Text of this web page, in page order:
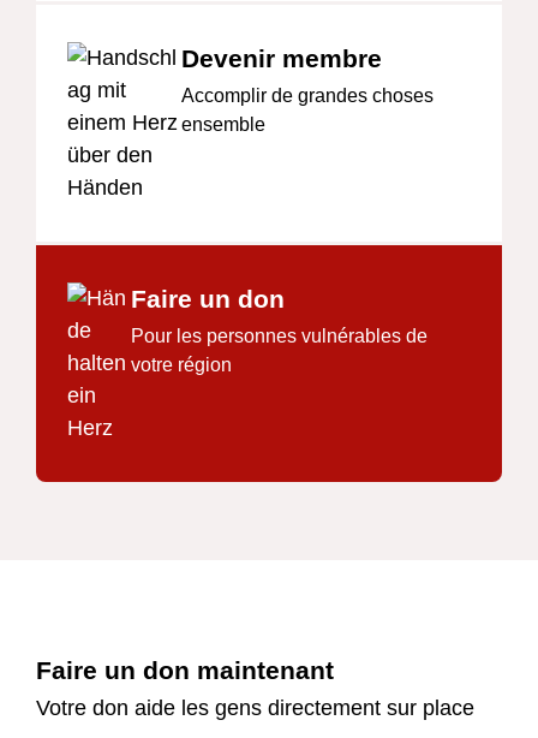
Devenir membre
Accomplir de grandes choses
ensemble
Faire un don
Pour les personnes vulnérables de
votre région
Faire un don maintenant
Votre don aide les gens directement sur place